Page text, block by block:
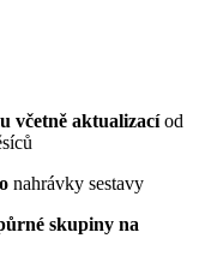
včetně aktualizacíod
nahrávky sestavy
skupiny na